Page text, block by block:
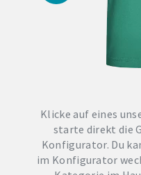
Klicke auf eines
starte direkt die
Konfigurator. Du
im Konfigurator